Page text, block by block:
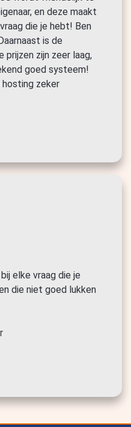
en deze maakt
die je hebt! Ben
is de
zijn zeer laag,
goed systeem!
hosting zeker
elke vraag die je
die niet goed lukken